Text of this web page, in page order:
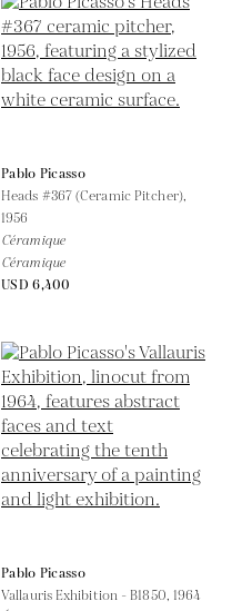
Pablo Picasso
Heads #367 (Ceramic Pitcher),
1956
Céramique
Céramique
USD 6,400
Pablo Picasso
Vallauris Exhibition - B1850, 1964